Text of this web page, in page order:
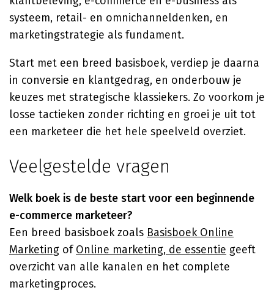
systeem, retail- en omnichanneldenken, en
marketingstrategie als fundament.
Start met een breed basisboek, verdiep je daarna
in conversie en klantgedrag, en onderbouw je
keuzes met strategische klassiekers. Zo voorkom je
losse tactieken zonder richting en groei je uit tot
een marketeer die het hele speelveld overziet.
Veelgestelde vragen
Welk boek is de beste start voor een beginnende
e-commerce marketeer?
Een breed basisboek zoals Basisboek Online
Marketing of Online marketing, de essentie geeft
overzicht van alle kanalen en het complete
marketingproces.